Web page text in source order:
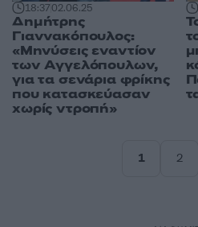
18:3702.06.25
Δημήτρης
Γιαννακόπουλος:
«Μηνύσεις εναντίον
των Αγγελόπουλων,
για τα σενάρια φρίκης
που κατασκεύασαν
χωρίς ντροπή»
1
2